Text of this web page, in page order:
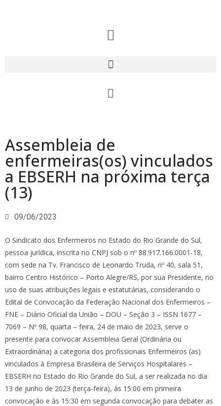
Assembleia de
enfermeiras(os) vinculados
a EBSERH na próxima terça
(13)
09/06/2023
O Sindicato dos Enfermeiros no Estado do Rio Grande do Sul,
pessoa jurídica, inscrita no CNPJ sob o nº 88.917.166.0001-18,
com sede na Tv. Francisco de Leonardo Truda, nº 40, sala 51,
bairro Centro Histórico – Porto Alegre/RS, por sua Presidente, no
uso de suas atribuições legais e estatutárias, considerando o
Edital de Convocação da Federação Nacional dos Enfermeiros –
FNE – Diário Oficial da União – DOU – Seção 3 – ISSN 1677 –
7069 – Nº 98, quarta – feira, 24 de maio de 2023, serve o
presente para convocar Assembleia Geral (Ordinária ou
Extraordinária) a categoria dos profissionais Enfermeiros (as)
vinculados à Empresa Brasileira de Serviços Hospitalares –
EBSERH no Estado do Rio Grande do Sul, a ser realizada no dia
13 de junho de 2023 (terça-feira), às 15:00 em primeira
convocação e às 15:30 em segunda convocação para debater as